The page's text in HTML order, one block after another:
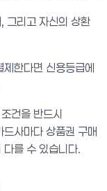
그리고 자신의 상환
한다면 신용등급에
건을 반드시
사마다 상품권 구매
를 수 있습니다.